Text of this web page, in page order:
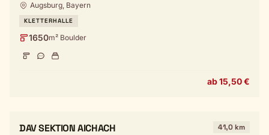
Augsburg, Bayern
KLETTERHALLE
1650m² Boulder
ab 15,50 €
DAV SEKTION AICHACH 41,0 km